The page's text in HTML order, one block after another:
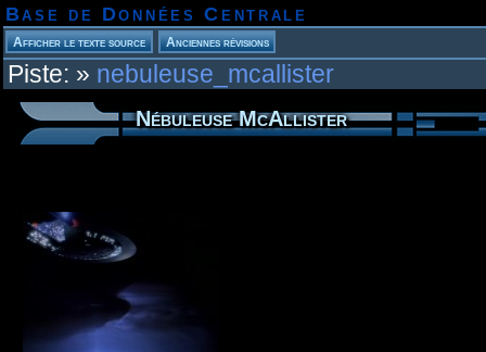
Base de Données Centrale
Piste: » nebuleuse_mcallister
Nébuleuse McAllister